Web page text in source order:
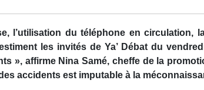
l’utilisation du téléphone en circulation,
les invités de Ya’ Débat du
», affirme Nina Samé, cheffe de la
accidents est imputable à la